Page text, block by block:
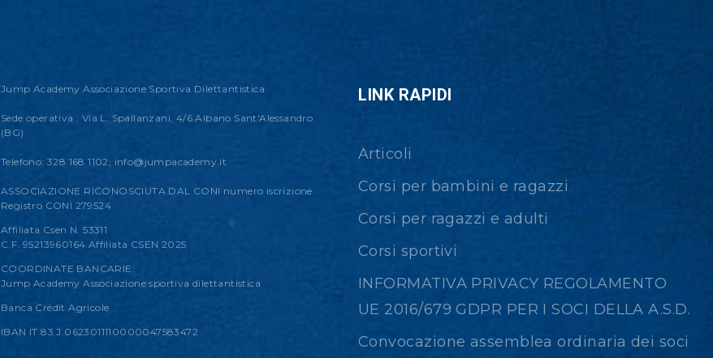
Jump Academy Associazione Sportiva Dilettantistica
Sede operativa : Via L. Spallanzani, 4/6 Albano Sant'Alessandro
(BG)
Telefono: 328 168 1102; info@jumpacademy.it
ASSOCIAZIONE RICONOSCIUTA DAL CONI numero iscrizione
Registro CONI 279524
Affiliata Csen N. 53311
C.F. 95213960164 Affiliata CSEN 2025
COORDINATE BANCARIE:
Jump Academy Associazione sportiva dilettantistica
Banca Crédit Agricole
IBAN IT 83 J 0623011110000047583472
LINK RAPIDI
Articoli
Corsi per bambini e ragazzi
Corsi per ragazzi e adulti
Corsi sportivi
INFORMATIVA PRIVACY REGOLAMENTO
UE 2016/679 GDPR PER I SOCI DELLA A.S.D.
Convocazione assemblea ordinaria dei soci